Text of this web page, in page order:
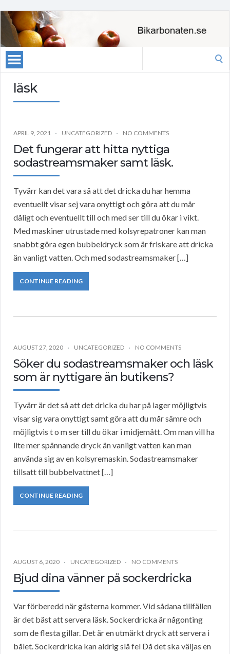
läsk
APRIL 9, 2021 UNCATEGORIZED NO COMMENTS
Det fungerar att hitta nyttiga
sodastreamsmaker samt läsk.
Tyvärr kan det vara så att det dricka du har hemma
eventuellt visar sej vara onyttigt och göra att du mår
dåligt och eventuellt till och med ser till du ökar i vikt.
Med maskiner utrustade med kolsyrepatroner kan man
snabbt göra egen bubbeldryck som är friskare att dricka
än vanligt vatten. Och med sodastreamsmaker […]
CONTINUE READING
AUGUST 27, 2020 UNCATEGORIZED NO COMMENTS
Söker du sodastreamsmaker och läsk
som är nyttigare än butikens?
Tyvärr är det så att det dricka du har på lager möjligtvis
visar sig vara onyttigt samt göra att du mår sämre och
möjligtvis t o m ser till du ökar i midjemått. Om man vill ha
lite mer spännande dryck än vanligt vatten kan man
använda sig av en kolsyremaskin. Sodastreamsmaker
tillsatt till bubbelvattnet […]
CONTINUE READING
AUGUST 6, 2020 UNCATEGORIZED NO COMMENTS
Bjud dina vänner på sockerdricka
Var förberedd när gästerna kommer. Vid sådana tillfällen
är det bäst att servera läsk. Sockerdricka är någonting
som de flesta gillar. Det är en utmärkt dryck att servera i
bålet. Sockerdricka kan aldrig slå fel Då det ska väljas en